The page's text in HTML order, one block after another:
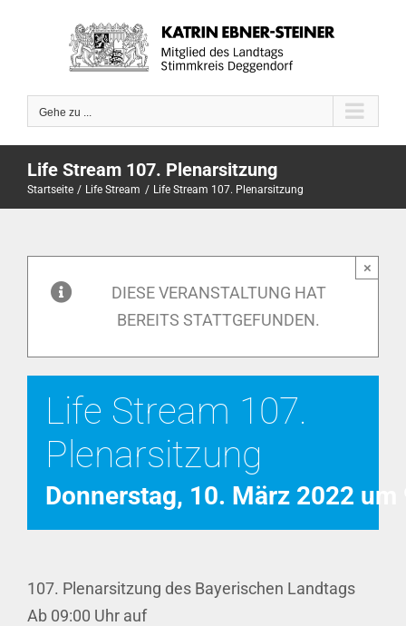
Gehe zu ...
Life Stream 107. Plenarsitzung
Startseite Life Stream Life Stream 107. Plenarsitzung
DIESE VERANSTALTUNG HAT
BEREITS STATTGEFUNDEN.
×
Life Stream 107.
Plenarsitzung
Donnerstag, 10. März 2022 um
107. Plenarsitzung des Bayerischen Landtags
Ab 09:00 Uhr auf